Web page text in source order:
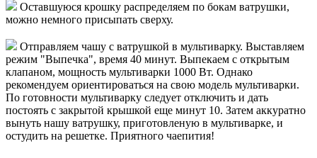
Оставшуюся крошку распределяем по бокам ватрушки,
можно немного присыпать сверху.
Отправляем чашу с ватрушкой в мультиварку. Выставляем
режим "Выпечка", время 40 минут. Выпекаем с открытым
клапаном, мощность мультиварки 1000 Вт. Однако
рекомендуем ориентироваться на свою модель мультиварки.
По готовности мультиварку следует отключить и дать
постоять с закрытой крышкой еще минут 10. Затем аккуратно
вынуть нашу ватрушку, приготовленую в мультиварке, и
остудить на решетке. Приятного чаепития!